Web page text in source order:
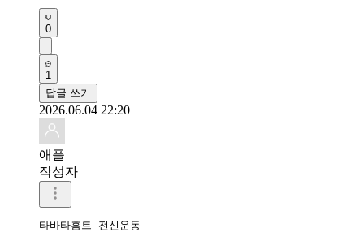
0
1
답글 쓰기
2026.06.04 22:20
애플
작성자
타바타홈트 전신운동